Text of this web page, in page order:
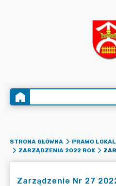
STRONA GŁÓWNA PRAWO
ZARZĄDZENIA 2022 ROK
Zarządzenie Nr 27